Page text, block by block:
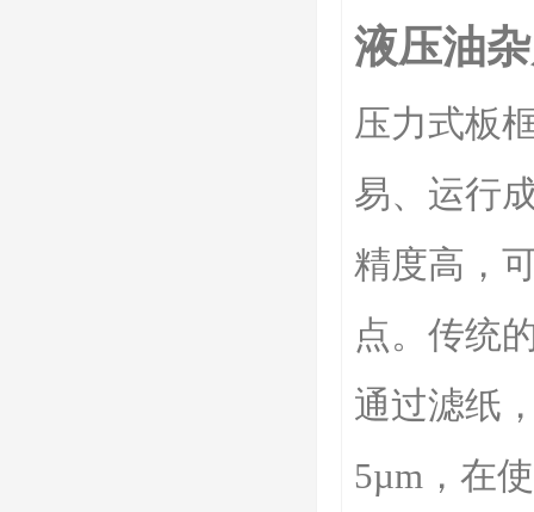
液压油
压力式板
易、运行
精度高，
点。传统
通过滤纸
5µm，在